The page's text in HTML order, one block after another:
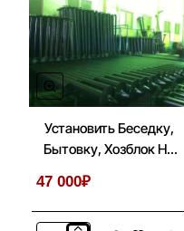
Для
Беседок,
Бытовок,
Хозблоков
3х3
Установить Беседку,
Бытовку, Хозблок На
47 000₽